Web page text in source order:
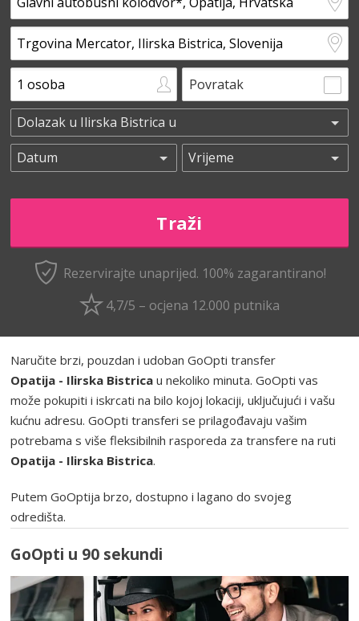
Povratak
Rezervirajte unaprijed. 100% zagarantirano!
4,7/5 – ocjena 12.000 putnika
Naručite brzi, pouzdan i udoban GoOpti transfer
Opatija - Ilirska Bistrica u nekoliko minuta. GoOpti vas
može pokupiti i iskrcati na bilo kojoj lokaciji, uključujući i vašu
kućnu adresu. GoOpti transferi se prilagođavaju vašim
potrebama s više fleksibilnih rasporeda za transfere na ruti
Opatija - Ilirska Bistrica.
Putem GoOptija brzo, dostupno i lagano do svojeg
odredišta.
GoOpti u 90 sekundi